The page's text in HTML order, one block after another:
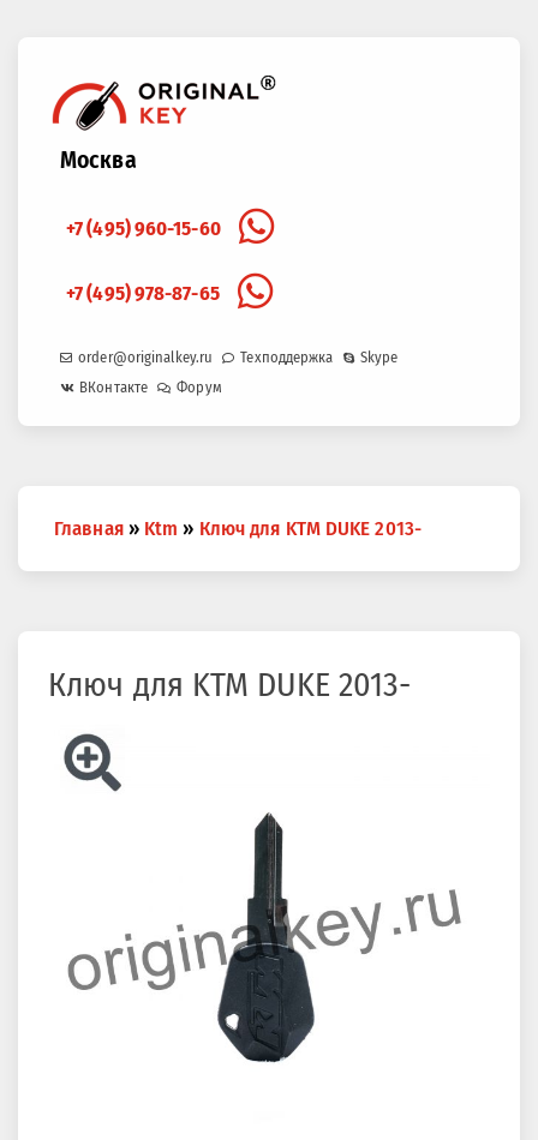
Москва
+7 (495) 960-15-60
+7 (495) 978-87-65
order@originalkey.ru Техподдержка
Skype
ВКонтакте
Форум
здесь
Главная » Ktm » Ключ для KTM DUKE 2013-
Ключ для KTM DUKE 2013-